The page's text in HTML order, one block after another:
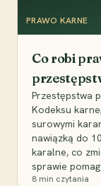
PRAWO KARNE
Co robi
Przestępstwa
Kodeksu
surowymi
nawiązką do
karalne, co
sprawie
8 min czytania